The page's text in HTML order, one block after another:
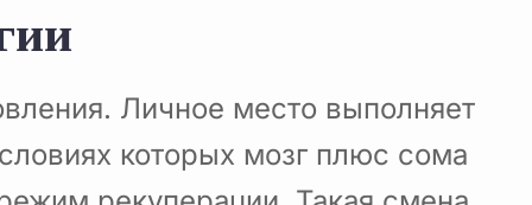
Личное место выполняет
которых мозг плюс сома